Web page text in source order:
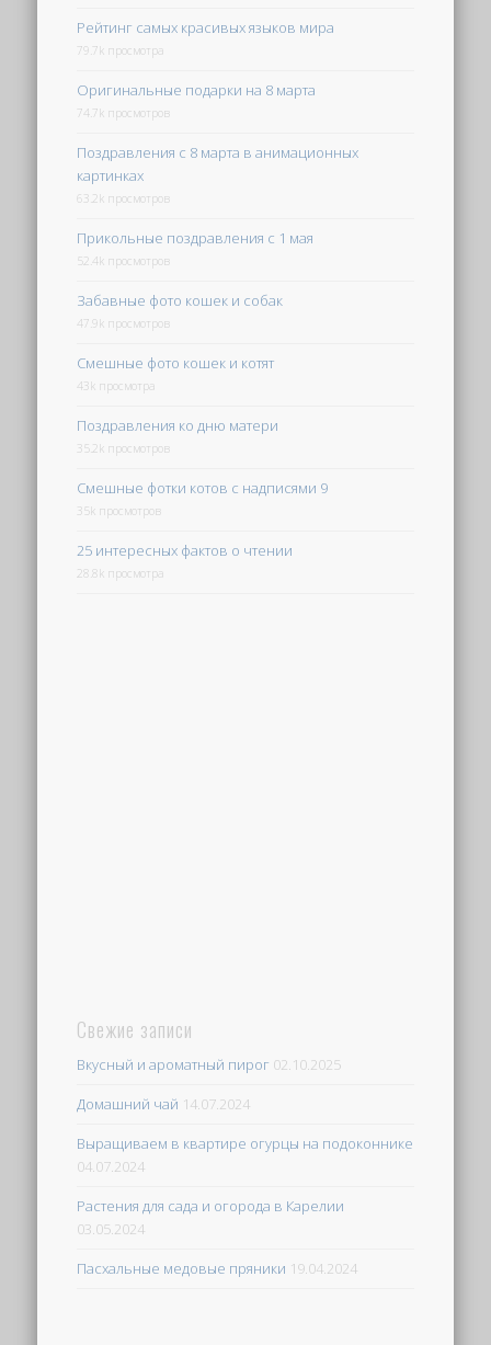
Рейтинг самых красивых языков мира
79.7k просмотра
Оригинальные подарки на 8 марта
74.7k просмотров
Поздравления с 8 марта в анимационных
картинках
63.2k просмотров
Прикольные поздравления с 1 мая
52.4k просмотров
Забавные фото кошек и собак
47.9k просмотров
Смешные фото кошек и котят
43k просмотра
Поздравления ко дню матери
35.2k просмотров
Смешные фотки котов с надписями 9
35k просмотров
25 интересных фактов о чтении
28.8k просмотра
Свежие записи
Вкусный и ароматный пирог 02.10.2025
Домашний чай 14.07.2024
Выращиваем в квартире огурцы на подоконнике
04.07.2024
Растения для сада и огорода в Карелии
03.05.2024
Пасхальные медовые пряники 19.04.2024